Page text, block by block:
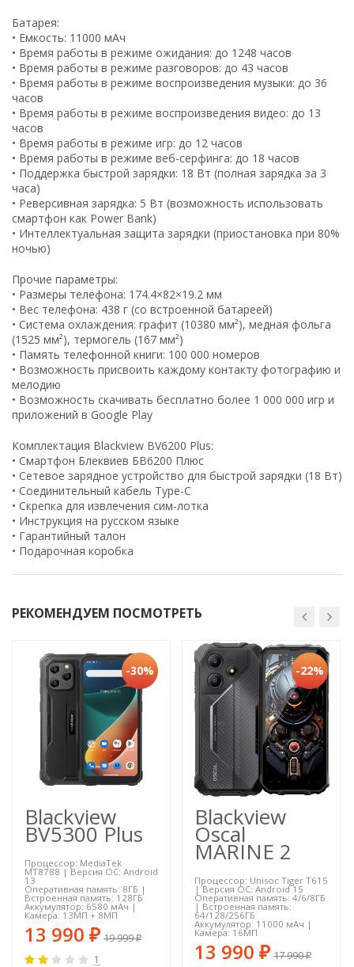
Батарея:
• Емкость: 11000 мАч
• Время работы в режиме ожидания: до 1248 часов
• Время работы в режиме разговоров: до 43 часов
• Время работы в режиме воспроизведения музыки: до 36
часов
• Время работы в режиме воспроизведения видео: до 13
часов
• Время работы в режиме игр: до 12 часов
• Время работы в режиме веб-серфинга: до 18 часов
• Поддержка быстрой зарядки: 18 Вт (полная зарядка за 3
часа)
• Реверсивная зарядка: 5 Вт (возможность использовать
смартфон как Power Bank)
• Интеллектуальная защита зарядки (приостановка при 80%
ночью)
Прочие параметры:
• Размеры телефона: 174.4×82×19.2 мм
• Вес телефона: 438 г (со встроенной батареей)
• Система охлаждения: графит (10380 мм²), медная фольга
(1525 мм²), термогель (167 мм²)
• Память телефонной книги: 100 000 номеров
• Возможность присвоить каждому контакту фотографию и
мелодию
• Возможность скачивать бесплатно более 1 000 000 игр и
приложений в Google Play
Комплектация Blackview BV6200 Plus:
• Смартфон Блеквиев БВ6200 Плюс
• Сетевое зарядное устройство для быстрой зарядки (18 Вт)
• Соединительный кабель Type-C
• Скрепка для извлечения сим-лотка
• Инструкция на русском языке
• Гарантийный талон
• Подарочная коробка
РЕКОМЕНДУЕМ ПОСМОТРЕТЬ
-30%
Blackview
BV5300 Plus
Процессор: MediaTek
MT8788 | Версия ОС: Android
13
Оперативная память: 8ГБ |
Встроенная память: 128ГБ
Аккумулятор: 6580 мАч |
Камера: 13МП + 8МП
13 990 ₽ 19 999₽
1
-22%
Blackview
Oscal
MARINE 2
Процессор: Unisoc Tiger T615
| Версия ОС: Android 15
Оперативная память: 4/6/8ГБ
| Встроенная память:
64/128/256ГБ
Аккумулятор: 11000 мАч |
Камера: 16МП
13 990 ₽ 17 990₽